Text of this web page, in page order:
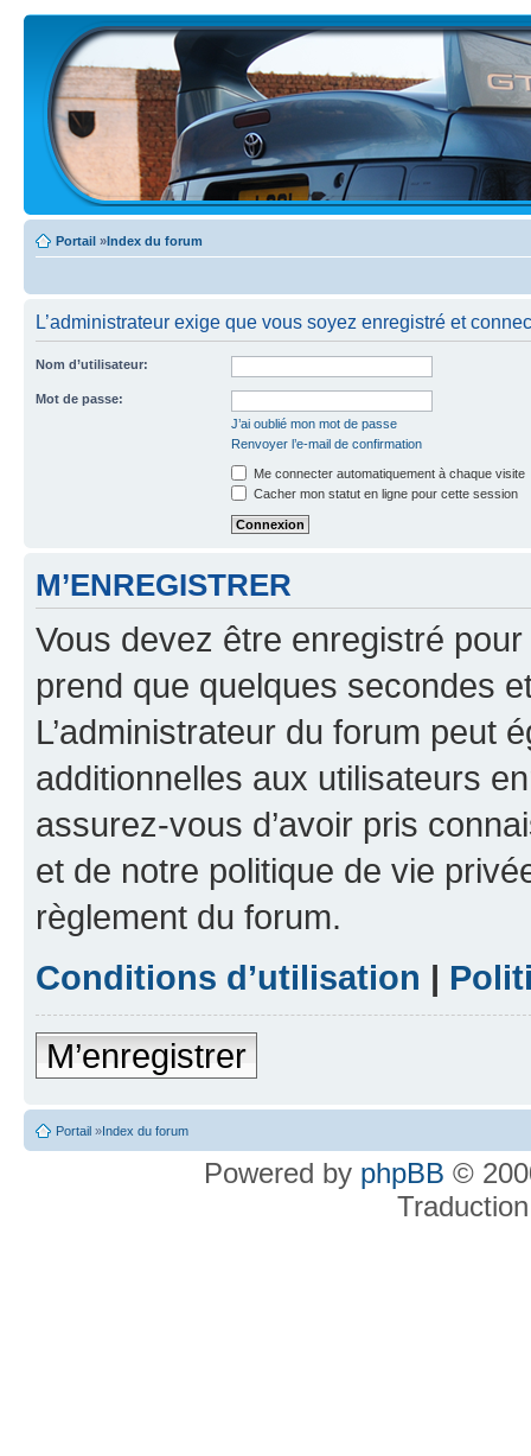
Portail »Index du forum
L’administrateur exige que vous soyez enregistré et
Nom d’utilisateur:
Mot de passe:
J’ai oublié mon mot de passe
Renvoyer l’e-mail de confirmation
Me connecter automatiquement à chaque visite
Cacher mon statut en ligne pour cette session
M’ENREGISTRER
Vous devez être enregistré
prend que quelques secondes
L’administrateur du forum peut
additionnelles aux utilisateurs
assurez-vous d’avoir pris
et de notre politique de vie
règlement du forum.
Conditions d’utilisation |
M’enregistrer
Portail »Index du forum
Powered by phpBB ©